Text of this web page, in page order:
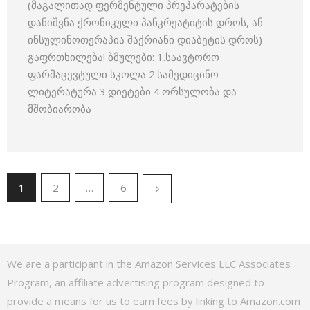
(მაგალითად ფერმენტული პრეპარატების
დანიშვნა ქრონიკული პანკრეატიტის დროს, ან
ინსულინოთერაპია შაქრიანი დიაბეტის დროს)
გაფრთხილება! ბმულები: 1.საავტორო
ფარმაცევტული სკოლა 2.სამედიცინო
ლიტერატურა 3.დიეტები 4.ორსულობა და
მშობიარობა
1 2 … 6
We are a participant in the Amazon Services LLC Associates
Program, an affiliate advertising program designed to
provide a means for us to earn fees by linking to Amazon.com